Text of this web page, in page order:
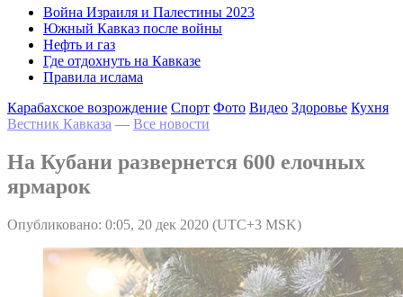
Война Израиля и Палестины 2023
Южный Кавказ после войны
Нефть и газ
Где отдохнуть на Кавказе
Правила ислама
Карабахское возрождение Спорт Фото Видео Здоровье Кухня
Вестник Кавказа — Все новости
На Кубани развернется 600 елочных
ярмарок
Опубликовано: 0:05, 20 дек 2020 (UTC+3 MSK)